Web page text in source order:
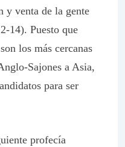
y venta de la gente
14). Puesto que
los más cercanas
Sajones a Asia,
para ser
profecía